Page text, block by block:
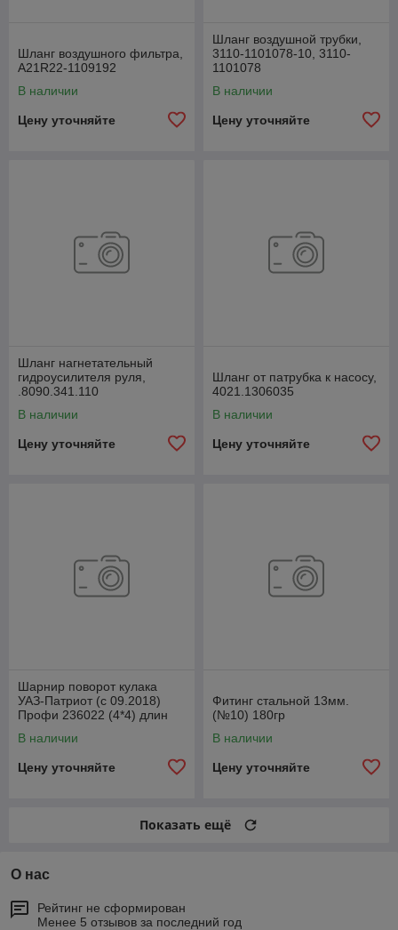
Шланг воздушного фильтра,
А21R22-1109192
В наличии
Цену уточняйте
Шланг воздушной трубки,
3110-1101078-10, 3110-
1101078
В наличии
Цену уточняйте
Шланг нагнетательный
гидроусилителя руля,
.8090.341.110
В наличии
Цену уточняйте
Шланг от патрубка к насосу,
4021.1306035
В наличии
Цену уточняйте
Шарнир поворот кулака
УАЗ-Патриот (с 09.2018)
Профи 236022 (4*4) длин
2360222304061
В наличии
Цену уточняйте
Фитинг стальной 13мм.
(№10) 180гр
В наличии
Цену уточняйте
Показать ещё
О нас
Рейтинг не сформирован
Менее 5 отзывов за последний год